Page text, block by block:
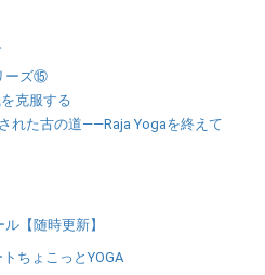
ーズ⑮
克服する
れた古の道――Raja Yogaを終えて
【随時更新】
ちょこっとYOGA